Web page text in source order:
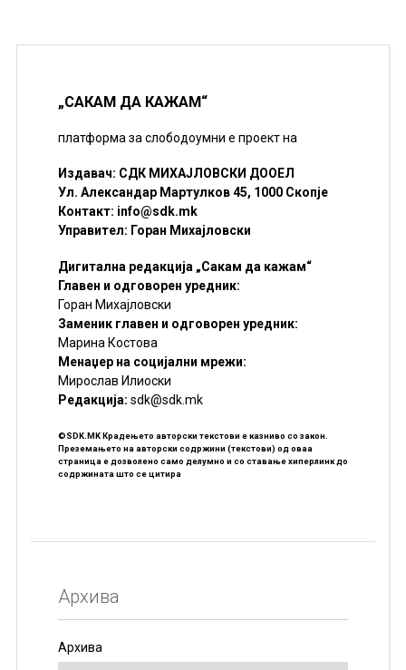
„САКАМ ДА КАЖАМ“
платформа за слободоумни е проект на
Издавач: СДК МИХАЈЛОВСКИ ДООЕЛ
Ул. Александар Мартулков 45, 1000 Скопје
Контакт: info@sdk.mk
Управител: Горан Михајловски
Дигитална редакција „Сакам да кажам“
Главен и одговорен уредник:
Горан Михајловски
Заменик главен и одговорен уредник:
Марина Костова
Менаџер на социјални мрежи:
Мирослав Илиоски
Редакцијa: sdk@sdk.mk
©SDK.MK Крадењето авторски текстови е казниво со закон.
Преземањето на авторски содржини (текстови) од оваа
страница е дозволено само делумно и со ставање хиперлинк до
содржината што се цитира
Архива
Архива